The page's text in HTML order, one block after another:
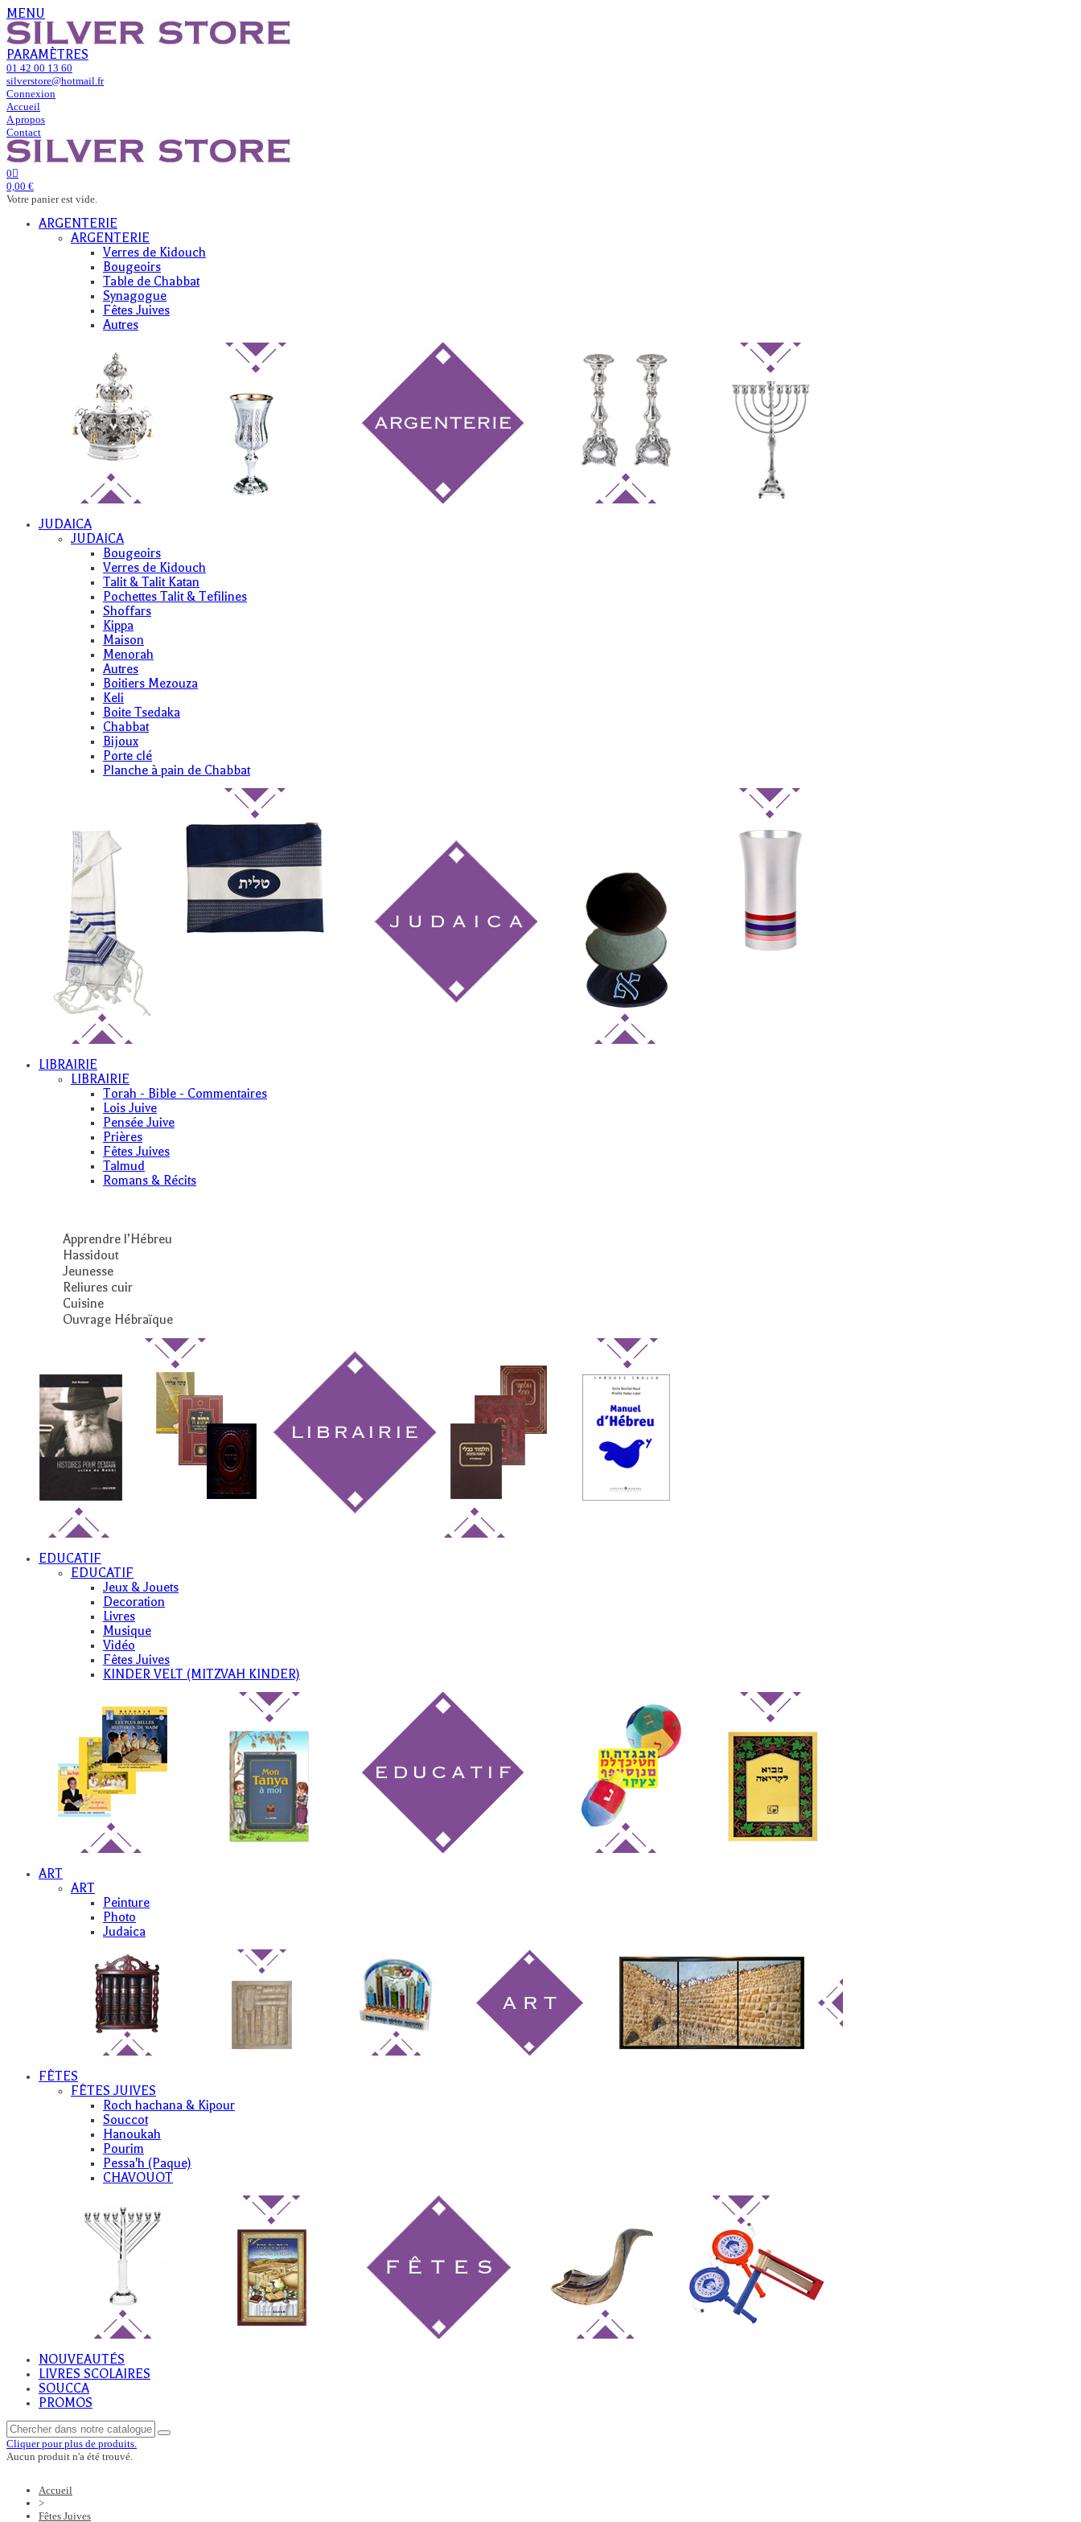
MENU
PARAMÈTRES
01 42 00 13 60
silverstore@hotmail.fr
Connexion
Accueil
A propos
Contact
0
0,00 €
Votre panier est vide.
ARGENTERIE
ARGENTERIE
Verres de Kidouch
Bougeoirs
Table de Chabbat
Synagogue
Fêtes Juives
Autres
JUDAICA
JUDAICA
Bougeoirs
Verres de Kidouch
Talit & Talit Katan
Pochettes Talit & Tefilines
Shoffars
Kippa
Maison
Menorah
Autres
Boitiers Mezouza
Keli
Boite Tsedaka
Chabbat
Bijoux
Porte clé
Planche à pain de Chabbat
LIBRAIRIE
LIBRAIRIE
Torah - Bible - Commentaires
Lois Juive
Pensée Juive
Prières
Fêtes Juives
Talmud
Romans & Récits
Apprendre l’Hébreu
Hassidout
Jeunesse
Reliures cuir
Cuisine
Ouvrage Hébraïque
EDUCATIF
EDUCATIF
Jeux & Jouets
Decoration
Livres
Musique
Vidéo
Fêtes Juives
KINDER VELT (MITZVAH KINDER)
ART
ART
Peinture
Photo
Judaica
FÊTES
FÊTES JUIVES
Roch hachana & Kipour
Souccot
Hanoukah
Pourim
Pessa'h (Paque)
CHAVOUOT
NOUVEAUTÉS
LIVRES SCOLAIRES
SOUCCA
PROMOS
Cliquer pour plus de produits.
Aucun produit n'a été trouvé.
Accueil
>
Fêtes Juives